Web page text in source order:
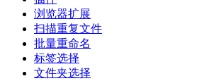
浏览器扩展
扫描重复文件
批量重命名
标签选择
文件夹选择